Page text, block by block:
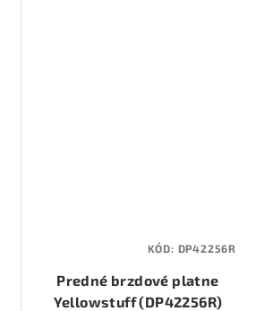
Predné brzdové platne
Yellowstuff (DP42256R)
KÓD: DP42256R